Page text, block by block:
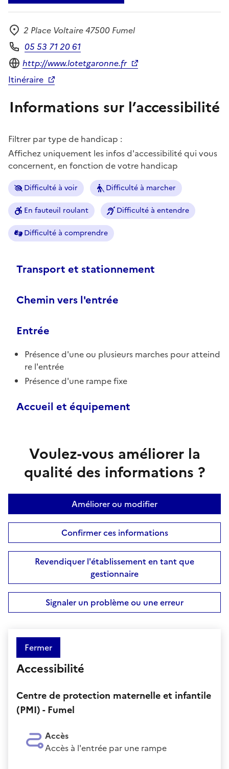
Adresse
2 Place Voltaire 47500 Fumel
Téléphone
05 53 71 20 61
Site internet
http://www.lotetgaronne.fr
Itinéraire
Informations sur l’accessibilité
Filtrer par type de handicap :
Affichez uniquement les infos d'accessibilité qui vous
concernent, en fonction de votre handicap
Difficulté à voir Difficulté à marcher
En fauteuil roulant Difficulté à entendre
Difficulté à comprendre
Transport et stationnement
Chemin vers l'entrée
Entrée
Présence d'une ou plusieurs marches pour atteind
re l'entrée
Présence d'une rampe fixe
Accueil et équipement
Voulez-vous améliorer la
qualité des informations ?
Améliorer ou modifier
Confirmer ces informations
Revendiquer l'établissement en tant que
gestionnaire
Signaler un problème ou une erreur
Fermer
Accessibilité
Centre de protection maternelle et infantile
(PMI) - Fumel
Accès
Accès à l'entrée par une rampe